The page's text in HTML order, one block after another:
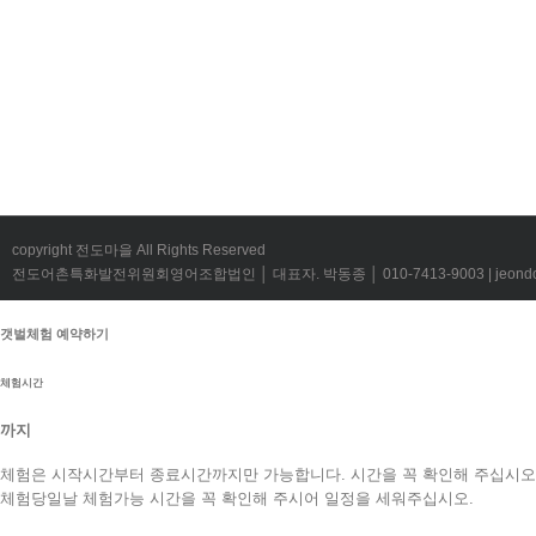
copyright 전도마을 All Rights Reserved
전도어촌특화발전위원회영어조합법인 │ 대표자. 박동종 │ 010-7413-9003 |
갯벌체험 예약하기
체험시간
까지
체험은 시작시간부터 종료시간까지만 가능합니다. 시간을 꼭 확인해 주십시
체험당일날 체험가능 시간을 꼭 확인해 주시어 일정을 세워주십시오.